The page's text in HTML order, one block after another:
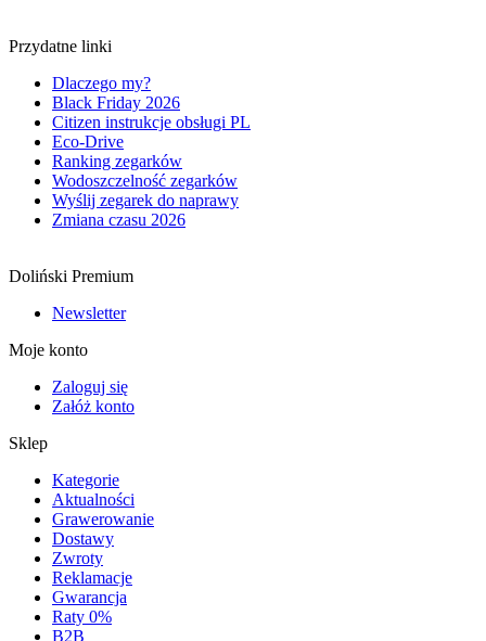
Przydatne linki
Dlaczego my?
Black Friday 2026
Citizen instrukcje obsługi PL
Eco-Drive
Ranking zegarków
Wodoszczelność zegarków
Wyślij zegarek do naprawy
Zmiana czasu 2026
Doliński Premium
Newsletter
Moje konto
Zaloguj się
Załóż konto
Sklep
Kategorie
Aktualności
Grawerowanie
Dostawy
Zwroty
Reklamacje
Gwarancja
Raty 0%
B2B